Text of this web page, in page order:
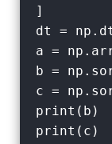
]
dt =
a =
b =
c =